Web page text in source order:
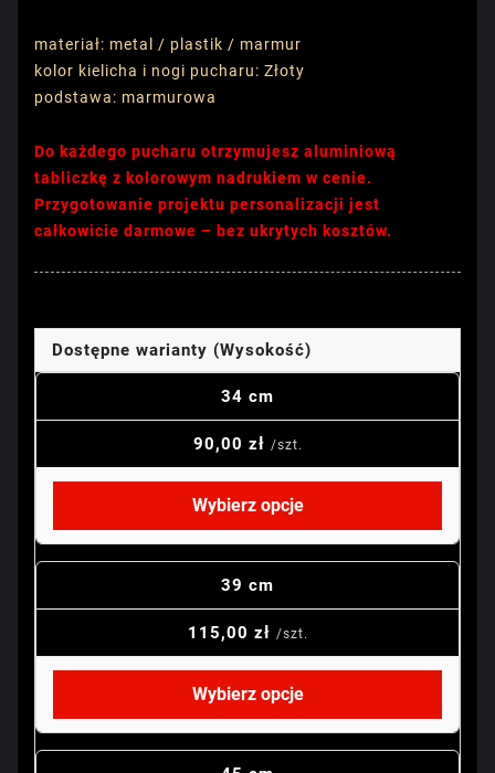
materiał: metal / plastik / marmur
kolor kielicha i nogi pucharu: Złoty
podstawa: marmurowa
Do każdego pucharu otrzymujesz aluminiową
tabliczkę z kolorowym nadrukiem w cenie.
Przygotowanie projektu personalizacji jest
całkowicie darmowe – bez ukrytych kosztów.
Dostępne warianty (Wysokość)
34 cm
90,00 zł /szt.
Wybierz opcje
39 cm
115,00 zł /szt.
Wybierz opcje